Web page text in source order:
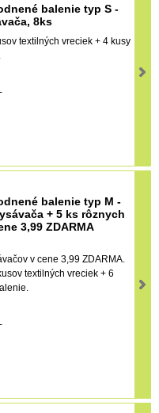
balenie typ S -
8ks
textilných vreciek + 4 kusy
balenie typ M -
+ 5 ks rôznych
3,99 ZDARMA
v cene 3,99 ZDARMA.
textilných vreciek + 6